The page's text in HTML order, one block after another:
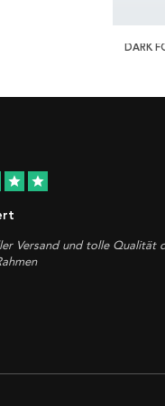
DARK
star star
Versand und tolle Qualität